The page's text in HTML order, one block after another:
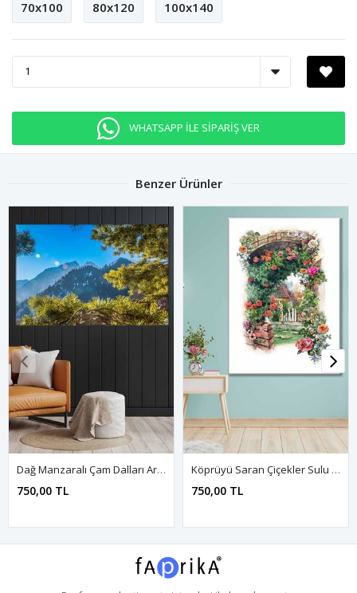
70x100 80x120 100x140
WHATSAPP İLE SİPARİŞ VER
Benzer Ürünler
Dağ Manzaralı Çam Dalları Art Kanvas Tablo 2221908
750,00 TL
Köprüyü Saran Çiçekler Sulu Boya Efektli Art Kanvas Tablo 2221816
750,00 TL